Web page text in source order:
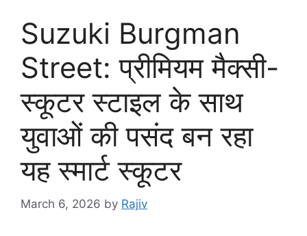
Suzuki Burgman
Street: प्रीमियम मैक्सी-
स्कूटर स्टाइल के साथ
युवाओं की पसंद बन रहा
यह स्मार्ट स्कूटर
March 6, 2026 by Rajiv